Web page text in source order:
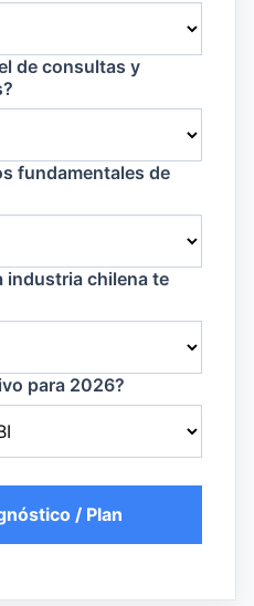
de consultas y
fundamentales de
industria chilena te
para 2026?
/ Plan